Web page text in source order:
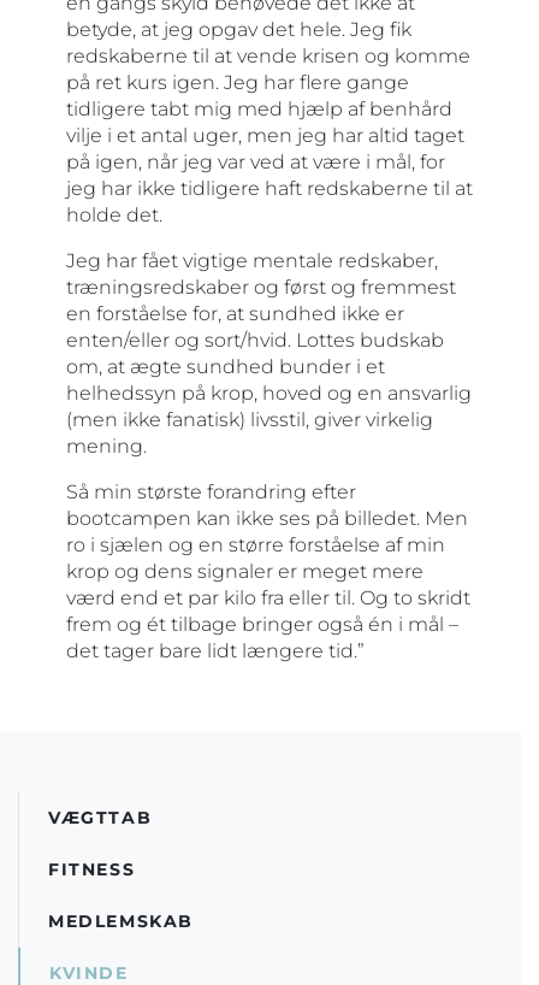
betyde, at jeg opgav det hele. Jeg fik
redskaberne til at vende krisen og komme
på ret kurs igen. Jeg har flere gange
tidligere tabt mig med hjælp af benhård
vilje i et antal uger, men jeg har altid taget
på igen, når jeg var ved at være i mål, for
jeg har ikke tidligere haft redskaberne til at
holde det.
Jeg har fået vigtige mentale redskaber,
træningsredskaber og først og fremmest
en forståelse for, at sundhed ikke er
enten/eller og sort/hvid. Lottes budskab
om, at ægte sundhed bunder i et
helhedssyn på krop, hoved og en ansvarlig
(men ikke fanatisk) livsstil, giver virkelig
mening.
Så min største forandring efter
bootcampen kan ikke ses på billedet. Men
ro i sjælen og en større forståelse af min
krop og dens signaler er meget mere
værd end et par kilo fra eller til. Og to skridt
frem og ét tilbage bringer også én i mål –
det tager bare lidt længere tid.”
VÆGTTAB
FITNESS
MEDLEMSKAB
KVINDE